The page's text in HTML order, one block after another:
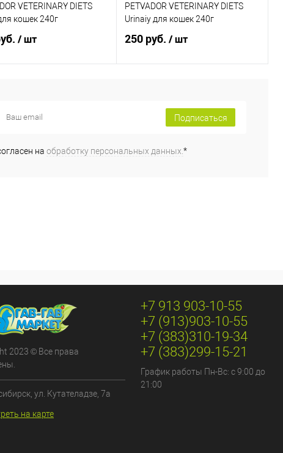
VETERINARY DIETS
кошек 240г
/ шт
в 1 клик
PETVADOR VETERINARY DIETS
Urinaiy для кошек 240г
250 руб./ шт
Купить в 1 кликПодписаться
на обработку персональных данных. *
2023 © Все права
ул. Кутателадзе, 7а
на карте
+7 913 903-10-55
+7 (913)903-10-55
+7 (383)310-19-34
+7 (383)299-15-21
График работы Пн-Вс: с 9:00 до
21:00